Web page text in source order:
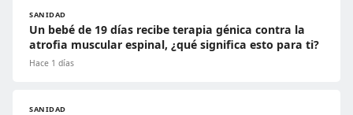
SANIDAD
Un bebé de 19 días recibe terapia génica contra la
atrofia muscular espinal, ¿qué significa esto para ti?
Hace 1 días
SANIDAD